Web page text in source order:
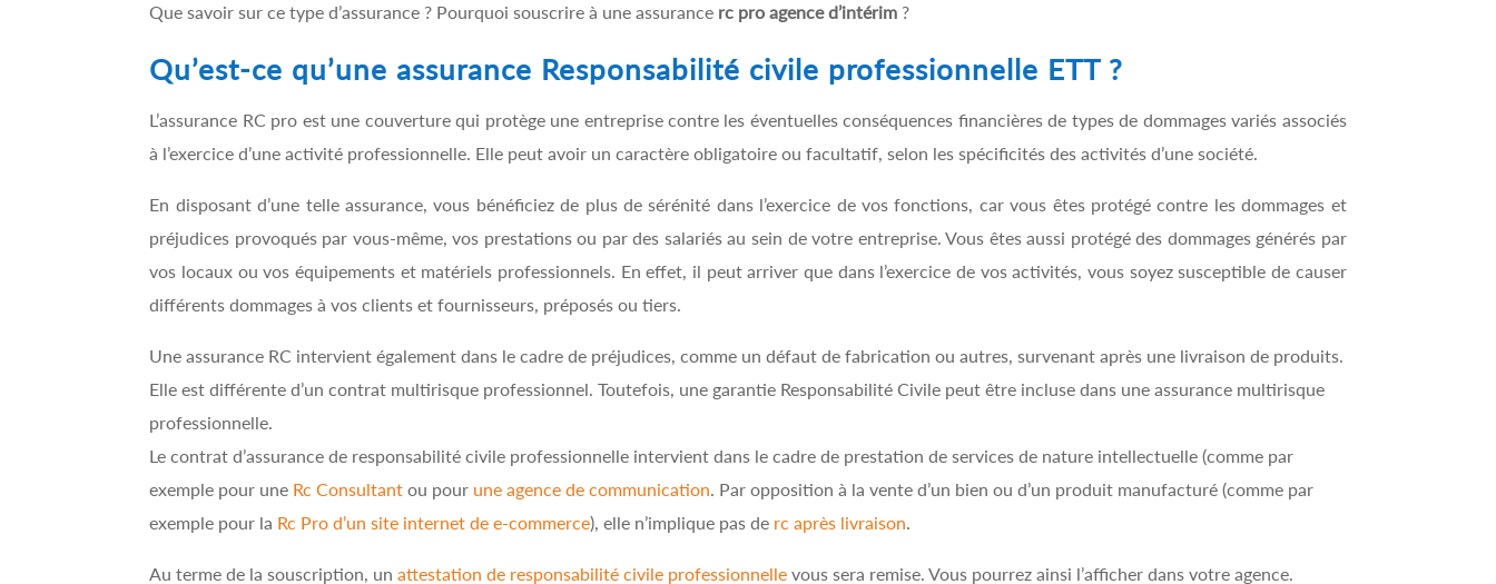
Que savoir sur ce type d’assurance ? Pourquoi souscrire à une assurance rc pro agence d’intérim ?
Qu’est-ce qu’une assurance Responsabilité civile professionnelle ETT ?
L’assurance RC pro est une couverture qui protège une entreprise contre les éventuelles conséquences financières de types de dommages variés associés
à l’exercice d’une activité professionnelle. Elle peut avoir un caractère obligatoire ou facultatif, selon les spécificités des activités d’une société.
En disposant d’une telle assurance, vous bénéficiez de plus de sérénité dans l’exercice de vos fonctions, car vous êtes protégé contre les dommages et
préjudices provoqués par vous-même, vos prestations ou par des salariés au sein de votre entreprise. Vous êtes aussi protégé des dommages générés par
vos locaux ou vos équipements et matériels professionnels. En effet, il peut arriver que dans l’exercice de vos activités, vous soyez susceptible de causer
différents dommages à vos clients et fournisseurs, préposés ou tiers.
Une assurance RC intervient également dans le cadre de préjudices, comme un défaut de fabrication ou autres, survenant après une livraison de produits.
Elle est différente d’un contrat multirisque professionnel. Toutefois, une garantie Responsabilité Civile peut être incluse dans une assurance multirisque
professionnelle.
Le contrat d’assurance de responsabilité civile professionnelle intervient dans le cadre de prestation de services de nature intellectuelle (comme par
exemple pour une Rc Consultant ou pour une agence de communication. Par opposition à la vente d’un bien ou d’un produit manufacturé (comme par
exemple pour la Rc Pro d’un site internet de e-commerce), elle n’implique pas de rc après livraison.
Au terme de la souscription, unattestation de responsabilité civile professionnelle vous sera remise. Vous pourrez ainsi l’afficher dans votre agence.